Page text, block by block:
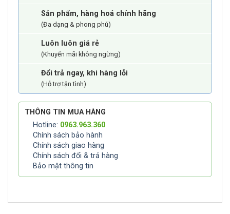
Sản phẩm, hàng hoá chính hãng
(Đa dạng & phong phú)
Luôn luôn giá rẻ
(Khuyến mãi không ngừng)
Đổi trả ngay, khi hàng lỗi
(Hỗ trợ tận tình)
THÔNG TIN MUA HÀNG
Hotline: 0963.963.360
Chính sách bảo hành
Chính sách giao hàng
Chính sách đổi & trả hàng
Bảo mật thông tin